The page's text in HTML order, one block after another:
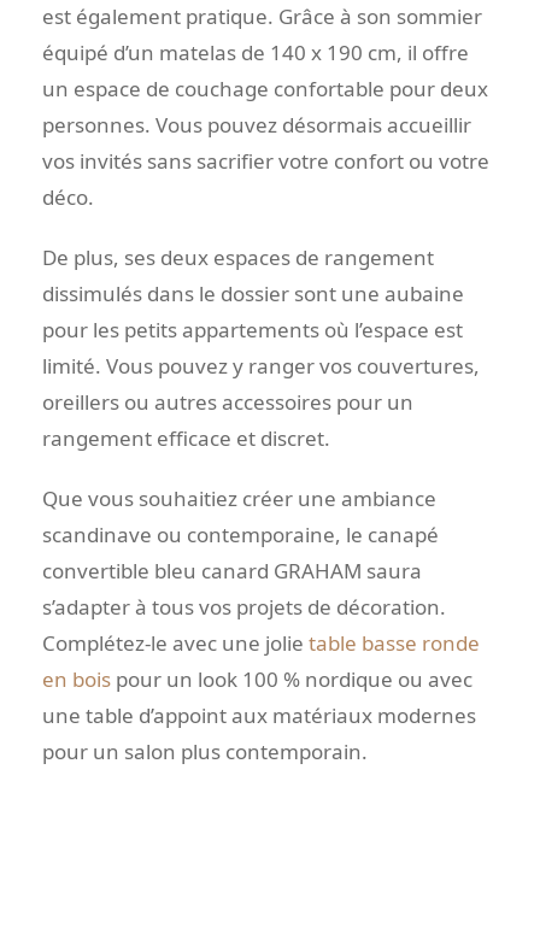
est également pratique. Grâce à son sommier
équipé d’un matelas de 140 x 190 cm, il offre
un espace de couchage confortable pour deux
personnes. Vous pouvez désormais accueillir
vos invités sans sacrifier votre confort ou votre
déco.
De plus, ses deux espaces de rangement
dissimulés dans le dossier sont une aubaine
pour les petits appartements où l’espace est
limité. Vous pouvez y ranger vos couvertures,
oreillers ou autres accessoires pour un
rangement efficace et discret.
Que vous souhaitiez créer une ambiance
scandinave ou contemporaine, le canapé
convertible bleu canard GRAHAM saura
s’adapter à tous vos projets de décoration.
Complétez-le avec une jolie table basse ronde
en bois pour un look 100 % nordique ou avec
une table d’appoint aux matériaux modernes
pour un salon plus contemporain.